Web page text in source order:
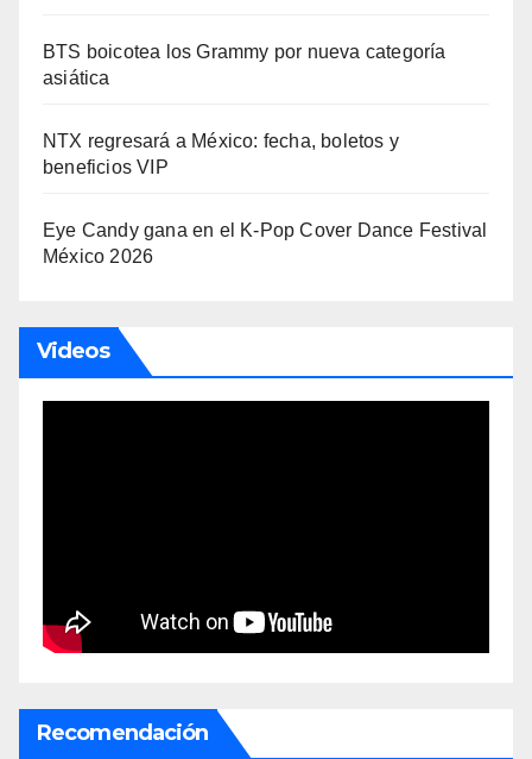
BTS boicotea los Grammy por nueva categoría
asiática
NTX regresará a México: fecha, boletos y
beneficios VIP
Eye Candy gana en el K-Pop Cover Dance Festival
México 2026
Videos
Recomendación